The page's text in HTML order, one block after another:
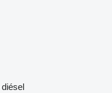
diésel